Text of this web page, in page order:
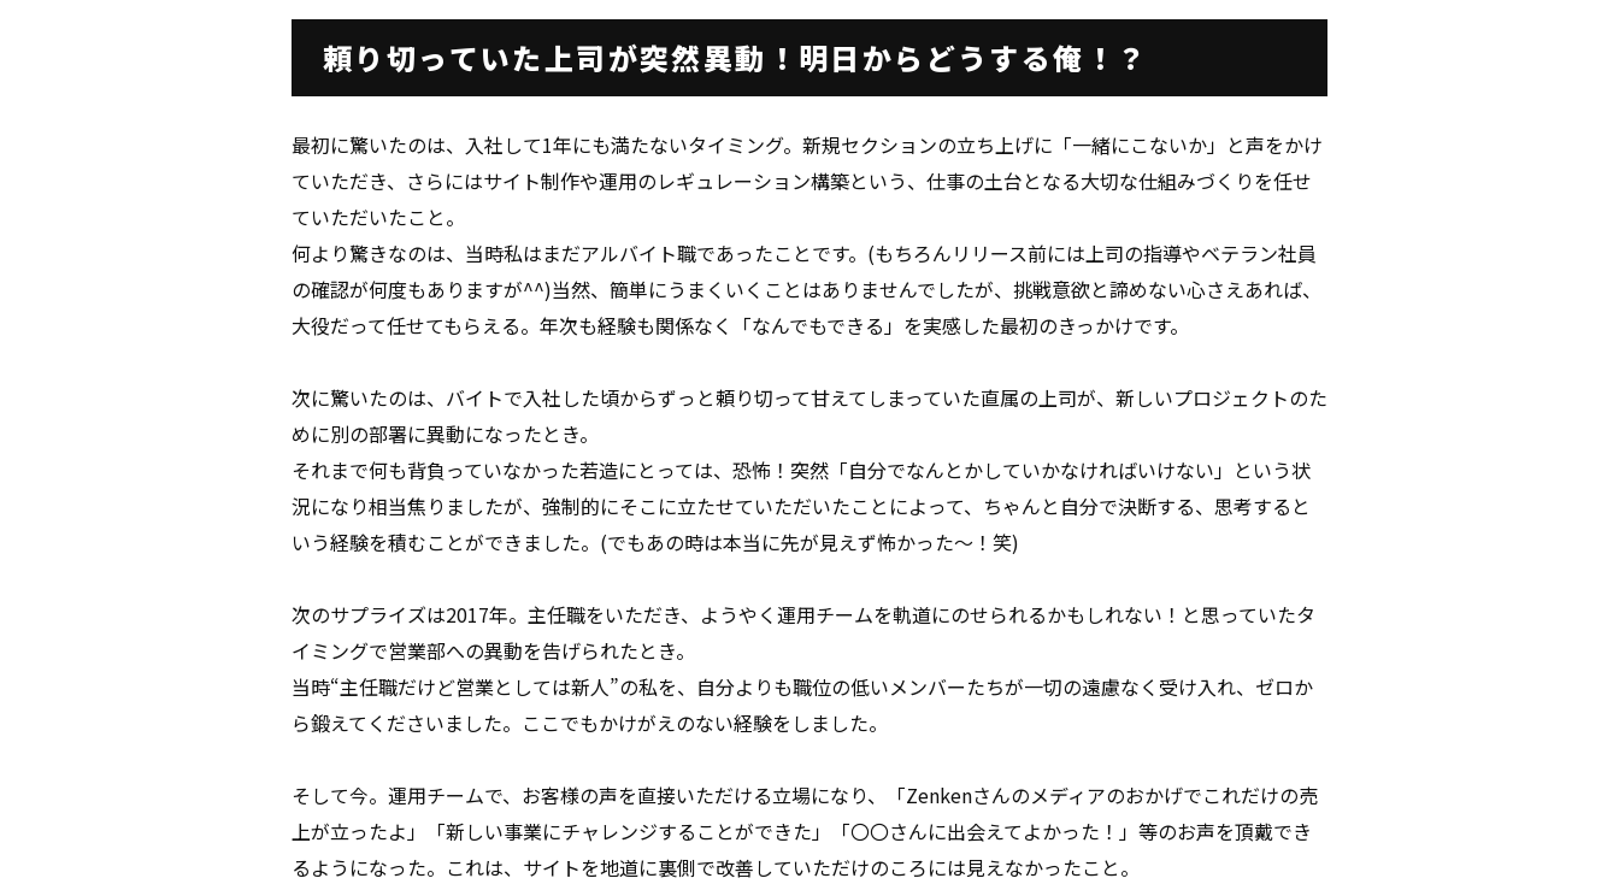
頼り切っていた上司が突然異動！ 明日からどうする俺！？
最初に驚いたのは、入社して1年にも満たないタイミング。新規セクションの立ち上げに「一緒にこないか」と声をかけ
ていただき、さらにはサイト制作や運用のレギュレーション構築という、仕事の土台となる大切な仕組みづくりを任せ
ていただいたこと。
何より驚きなのは、当時私はまだアルバイト職であったことです。(もちろんリリース前には上司の指導やベテラン社員
の確認が何度もありますが^^)当然、簡単にうまくいくことはありませんでしたが、挑戦意欲と諦めない心さえあれば、
大役だって任せてもらえる。年次も経験も関係なく「なんでもできる」を実感した最初のきっかけです。
次に驚いたのは、バイトで入社した頃からずっと頼り切って甘えてしまっていた直属の上司が、新しいプロジェクトのた
めに別の部署に異動になったとき。
それまで何も背負っていなかった若造にとっては、恐怖！突然「自分でなんとかしていかなければいけない」という状
況になり相当焦りましたが、強制的にそこに立たせていただいたことによって、ちゃんと自分で決断する、思考すると
いう経験を積むことができました。(でもあの時は本当に先が見えず怖かった～！笑)
次のサプライズは2017年。主任職をいただき、ようやく運用チームを軌道にのせられるかもしれない！と思っていたタ
イミングで営業部への異動を告げられたとき。
当時“主任職だけど営業としては新人”の私を、自分よりも職位の低いメンバーたちが一切の遠慮なく受け入れ、ゼロか
ら鍛えてくださいました。ここでもかけがえのない経験をしました。
そして今。運用チームで、お客様の声を直接いただける立場になり、「Zenkenさんのメディアのおかげでこれだけの売
上が立ったよ」「新しい事業にチャレンジすることができた」「〇〇さんに出会えてよかった！」等のお声を頂戴でき
るようになった。これは、サイトを地道に裏側で改善していただけのころには見えなかったこと。